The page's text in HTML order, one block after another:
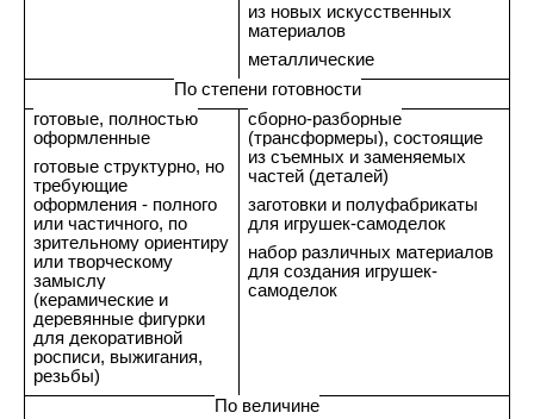
из новых искусственных
материалов
металлические
По степени готовности
готовые, полностью
оформленные
готовые структурно, но
требующие
оформления - полного
или частичного, по
зрительному ориентиру
или творческому
замыслу
(керамические и
деревянные фигурки
для декоративной
росписи, выжигания,
резьбы)
сборно-разборные
(трансформеры), состоящие
из съемных и заменяемых
частей (деталей)
заготовки и полуфабрикаты
для игрушек-самоделок
набор различных материалов
для создания игрушек-
самоделок
По величине